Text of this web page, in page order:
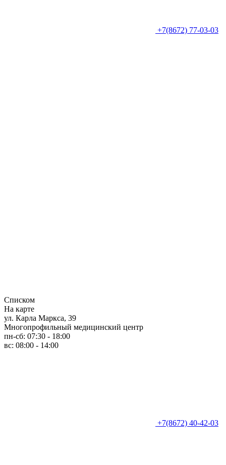
+7(8672) 77-03-03
Списком
На карте
ул. Карла Маркса, 39
Многопрофильный медицинский центр
пн-сб: 07:30 - 18:00
вс: 08:00 - 14:00
+7(8672) 40-42-03